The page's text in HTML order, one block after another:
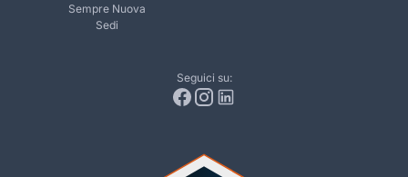
Sempre Nuova
Sedi
Seguici su: